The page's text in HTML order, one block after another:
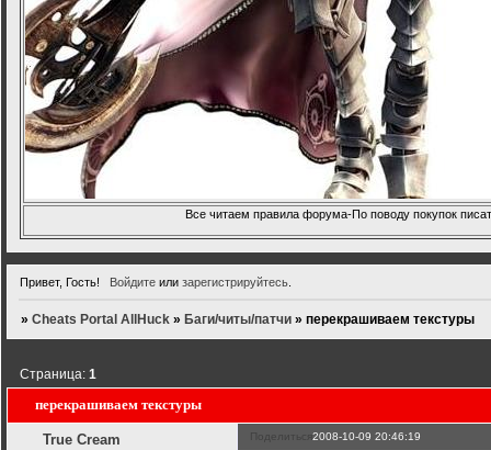
Все читаем правила форума-По поводу покупок
Привет, Гость! Войдитеили зарегистрируйтесь.
»Cheats Portal AllHuck » Баги/читы/патчи »перекрашиваем текстуры
перекрашиваем текстуры
Страница:1
Поделиться2008-10-09 20:46:19
True Cream